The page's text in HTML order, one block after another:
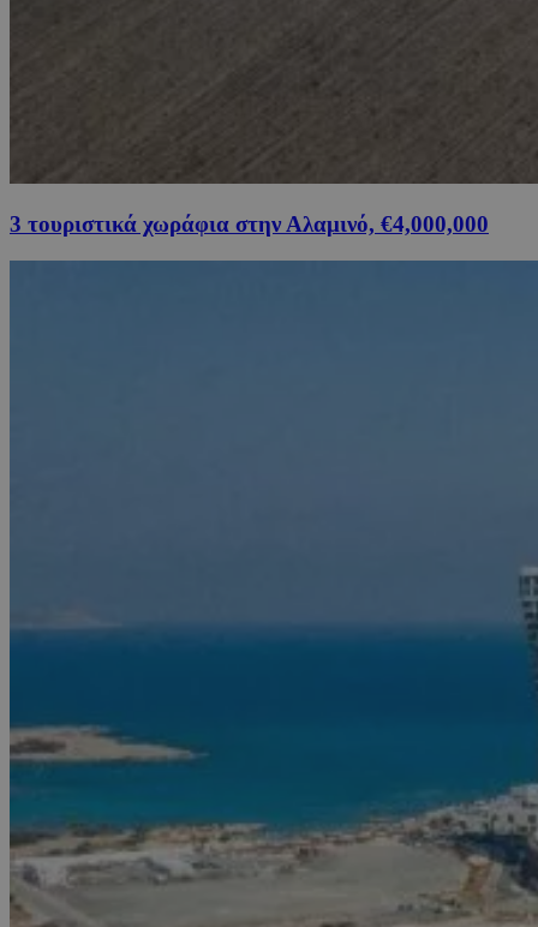
3 τουριστικά χωράφια στην Αλαμινό, €4,000,000